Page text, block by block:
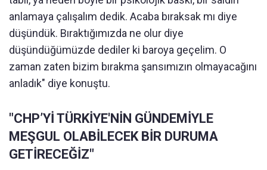
anlamaya çalışalım dedik. Acaba bıraksak mı diye
düşündük. Bıraktığımızda ne olur diye
düşündüğümüzde dediler ki baroya geçelim. O
zaman zaten bizim bırakma şansımızın olmayacağını
anladık" diye konuştu.
"CHP’Yİ TÜRKİYE'NİN GÜNDEMİYLE
MEŞGUL OLABİLECEK BİR DURUMA
GETİRECEĞİZ"